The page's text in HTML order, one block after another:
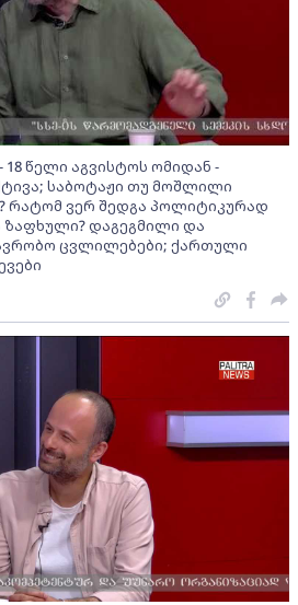
წელი აგვისტოს ომიდან -
საბოტაჟი თუ მოშლილი
რატომ ვერ შედგა პოლიტიკურად
დაგეგმილი და
ცვლილებები; ქართული